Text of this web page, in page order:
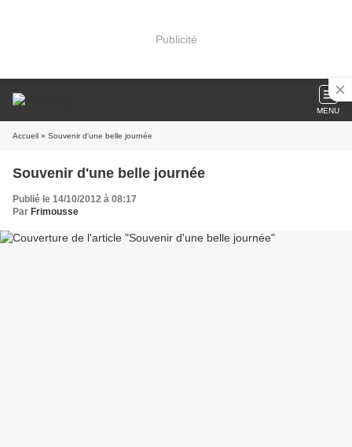
Publicité
MENU
Accueil » Souvenir d'une belle journée
Souvenir d'une belle journée
Publié le 14/10/2012 à 08:17
Par Frimousse